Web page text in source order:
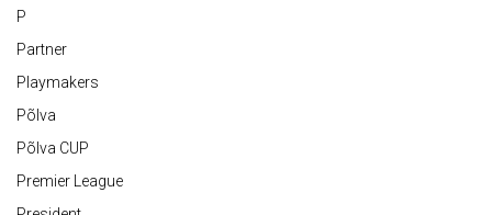
P
Partner
Playmakers
Põlva
Põlva CUP
Premier League